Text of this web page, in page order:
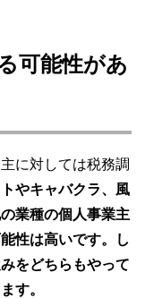
可能性があ
に対しては税務調
やキャバクラ、風
業種の個人事業主
性は高いです。し
をどちらもやって
す。